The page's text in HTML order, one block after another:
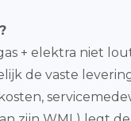
+ elektra niet
de vaste